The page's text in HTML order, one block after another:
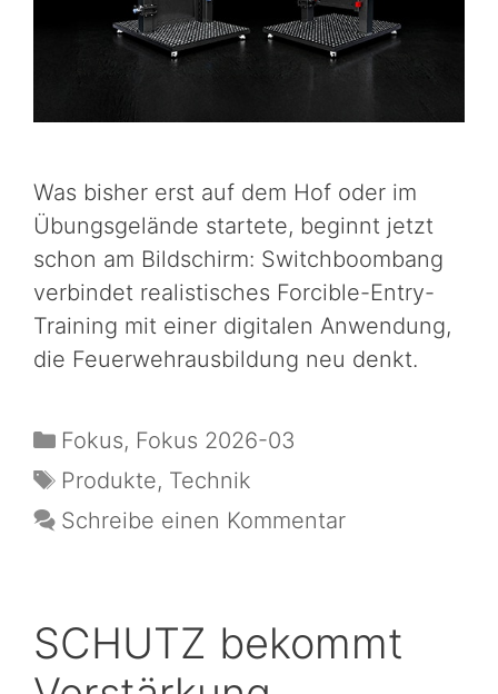
Was bisher erst auf dem Hof oder im
Übungsgelände startete, beginnt jetzt
schon am Bildschirm: Switchboombang
verbindet realistisches Forcible-Entry-
Training mit einer digitalen Anwendung,
die Feuerwehrausbildung neu denkt.
Fokus, Fokus 2026-03
Produkte, Technik
Schreibe einen Kommentar
SCHUTZ bekommt